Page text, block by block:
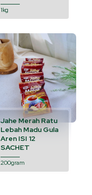
1kg
Jahe Merah Ratu
Lebah Madu Gula
Aren ISI 12
SACHET
200gram